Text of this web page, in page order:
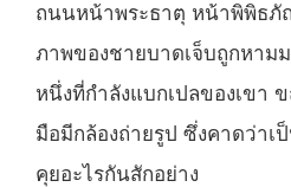
ถนนหน้าพระธาตุ หน้าพิพิธ
ภาพของชายบาดเจ็บถูกหาม
หนึ่งที่กำลังแบกเปลของเขา
มือมีกล้องถ่ายรูป ซึ่งคาดว่าเ
คุยอะไรกันสักอย่าง